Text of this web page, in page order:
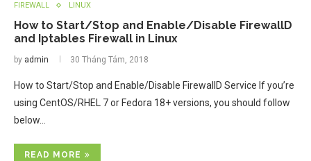
FIREWALL LINUX
How to Start/Stop and Enable/Disable FirewallD
and Iptables Firewall in Linux
by admin 30 Tháng Tám, 2018
How to Start/Stop and Enable/Disable FirewallD Service If you’re
using CentOS/RHEL 7 or Fedora 18+ versions, you should follow
below…
READ MORE